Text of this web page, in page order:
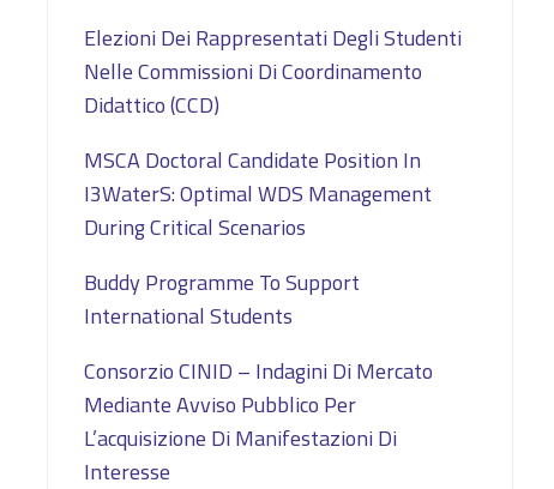
Elezioni Dei Rappresentati Degli Studenti
Nelle Commissioni Di Coordinamento
Didattico (CCD)
MSCA Doctoral Candidate Position In
I3WaterS: Optimal WDS Management
During Critical Scenarios
Buddy Programme To Support
International Students
Consorzio CINID – Indagini Di Mercato
Mediante Avviso Pubblico Per
L’acquisizione Di Manifestazioni Di
Interesse